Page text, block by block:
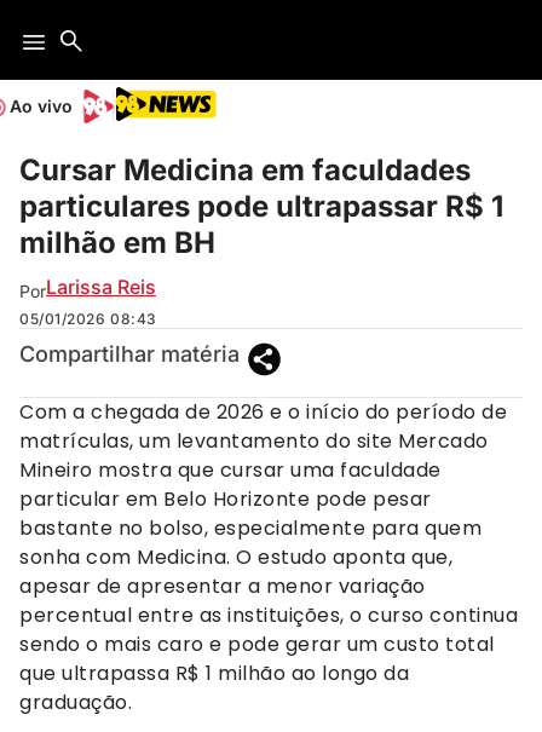
Ao vivo
Cursar Medicina em faculdades
particulares pode ultrapassar R$ 1
milhão em BH
PorLarissa Reis
05/01/2026 08:43
Compartilhar matéria
Com a chegada de 2026 e o início do período de
matrículas, um levantamento do site Mercado
Mineiro mostra que cursar uma faculdade
particular em Belo Horizonte pode pesar
bastante no bolso, especialmente para quem
sonha com Medicina. O estudo aponta que,
apesar de apresentar a menor variação
percentual entre as instituições, o curso continua
sendo o mais caro e pode gerar um custo total
que ultrapassa R$ 1 milhão ao longo da
graduação.